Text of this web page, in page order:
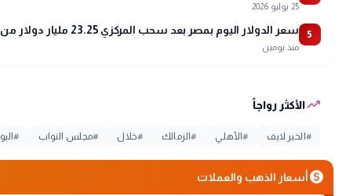
25 يوليو 2026
5 سعر الدولار اليوم بمصر بعد سحب المركزي 23.25 مليار دولار من البنوك
منذ يومين
trending_upالأكثر رواجاً
# الخبر لايف #الأهلي #الزمالك #خلال #مجلس النواب #
monetization_onأسعار الذهب والعملات